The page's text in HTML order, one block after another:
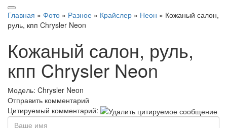
Главная » Фото » Разное » Крайслер » Неон » Кожаный салон,
руль, кпп Chrysler Neon
Кожаный салон, руль,
кпп Chrysler Neon
Модель: Chrysler Neon
Отправить комментарий
Цитируемый комментарий: